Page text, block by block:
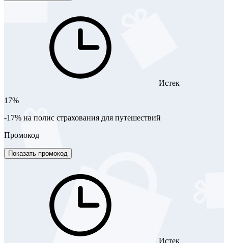
Истек
17%
-17% на полис страхования для путешествий
Промокод
Показать промокод
Истек